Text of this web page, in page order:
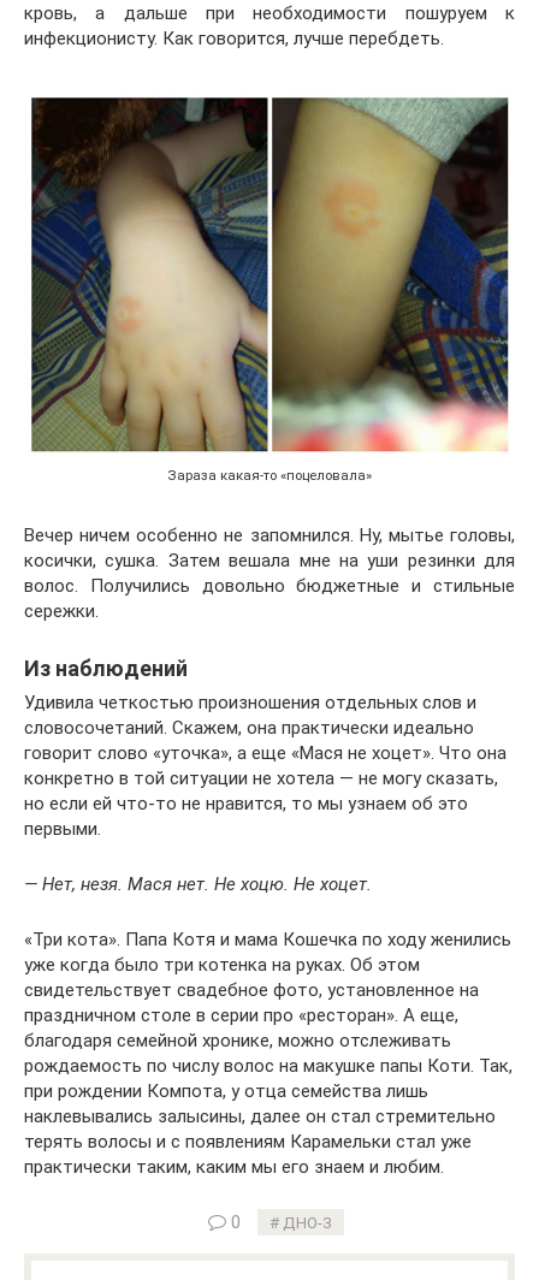
кровь, а дальше при необходимости пошуруем к
инфекционисту. Как говорится, лучше перебдеть.
Зараза какая-то «поцеловала»
Вечер ничем особенно не запомнился. Ну, мытье головы,
косички, сушка. Затем вешала мне на уши резинки для
волос. Получились довольно бюджетные и стильные
сережки.
Из наблюдений
Удивила четкостью произношения отдельных слов и
словосочетаний. Скажем, она практически идеально
говорит слово «уточка», а еще «Мася не хоцет». Что она
конкретно в той ситуации не хотела — не могу сказать,
но если ей что-то не нравится, то мы узнаем об это
первыми.
— Нет, незя. Мася нет. Не хоцю. Не хоцет.
«Три кота». Папа Котя и мама Кошечка по ходу женились
уже когда было три котенка на руках. Об этом
свидетельствует свадебное фото, установленное на
праздничном столе в серии про «ресторан». А еще,
благодаря семейной хронике, можно отслеживать
рождаемость по числу волос на макушке папы Коти. Так,
при рождении Компота, у отца семейства лишь
наклевывались залысины, далее он стал стремительно
терять волосы и с появлениям Карамельки стал уже
практически таким, каким мы его знаем и любим.
0 ДНО-3